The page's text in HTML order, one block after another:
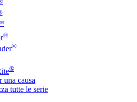
®
®
®
una causa
tutte le serie